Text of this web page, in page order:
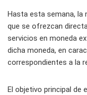
Hasta esta semana, la
que se ofrezcan
servicios en moneda
dicha moneda, en
correspondientes a la
El objetivo principal de